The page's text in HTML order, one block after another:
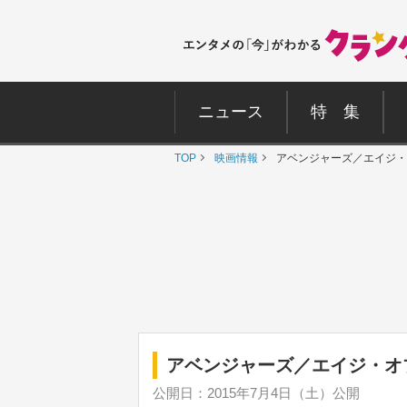
ニュース 特 集
TOP 映画情報 アベンジャーズ／エイジ
アベンジャーズ／エイジ・
公開日：2015年7月4日（土）公開